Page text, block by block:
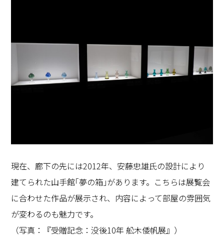
現在、廊下の先には2012年、安藤忠雄氏の設計により
建てられた山手館｢夢の箱｣があります。こちらは展覧会
に合わせた作品が展示され、内容によって部屋の雰囲気
が変わるのも魅力です。
（写真：『受贈記念：没後10年 舩木倭帆展』）